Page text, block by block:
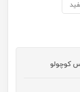
کوچولو